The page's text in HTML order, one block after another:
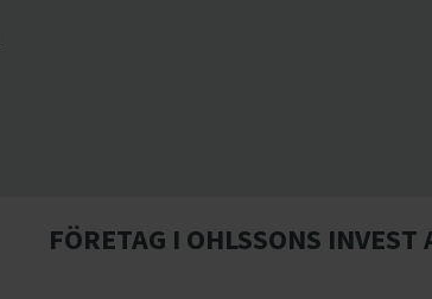
FÖRETAG I OHLSSONS INVEST